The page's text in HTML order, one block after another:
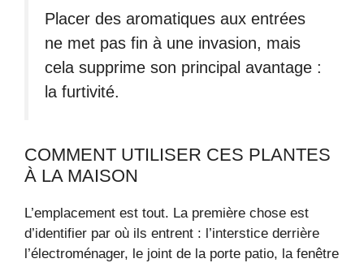
Placer des aromatiques aux entrées
ne met pas fin à une invasion, mais
cela supprime son principal avantage :
la furtivité.
COMMENT UTILISER CES PLANTES
À LA MAISON
L’emplacement est tout. La première chose est
d’identifier par où ils entrent : l’interstice derrière
l’électroménager, le joint de la porte patio, la fenêtre